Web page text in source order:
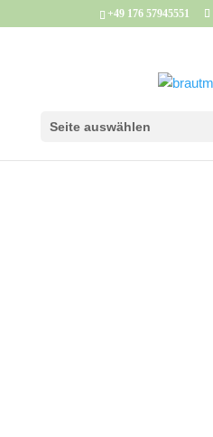
+49 176 57945551
Seite auswählen